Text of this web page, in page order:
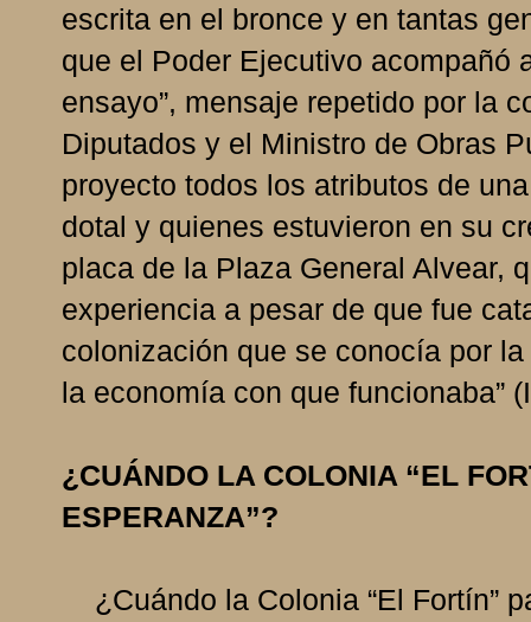
escrita en el bronce y en tantas
que el Poder Ejecutivo acompañó
ensayo”, mensaje repetido por la
Diputados y el Ministro de Obras
proyecto todos los atributos de
dotal y quienes estuvieron en su
placa de la Plaza General Alvear,
experiencia a pesar de que fue
colonización que se conocía por
la economía con que funcionaba”
¿CUÁNDO LA COLONIA “EL
ESPERANZA”?
¿Cuándo la Colonia “El Fortín”